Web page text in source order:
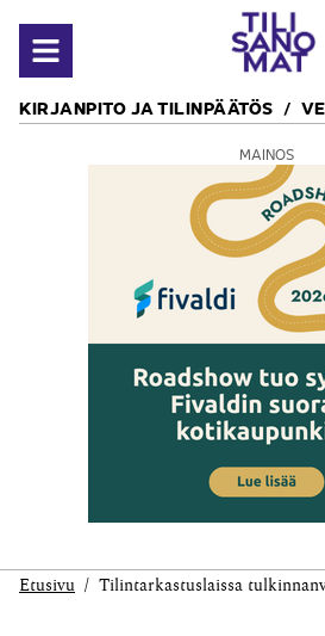
Avaa valikko
KIRJANPITO JA TILINPÄÄTÖS
MAINOS
Etusivu Tilintarkastuslaissa